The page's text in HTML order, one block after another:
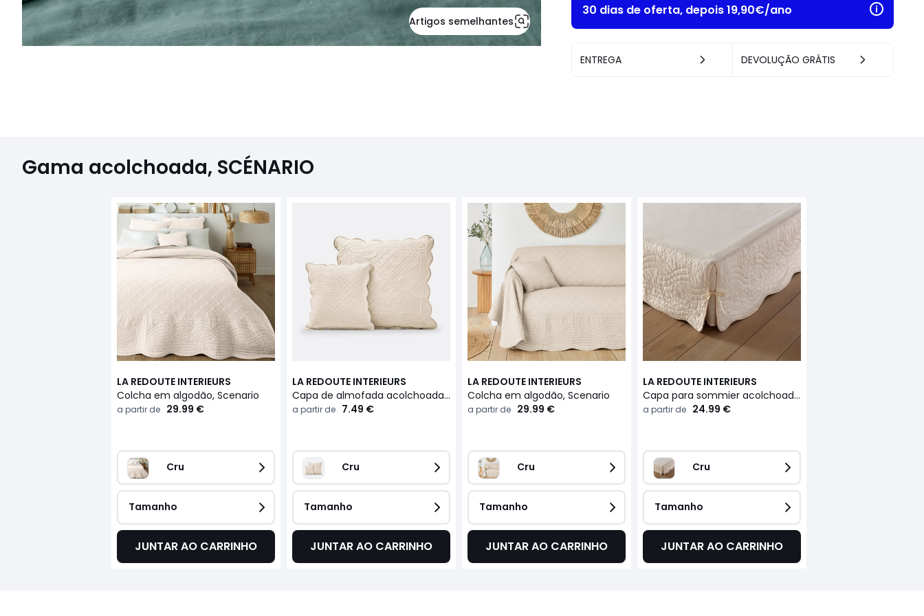
Artigos semelhantes
30 dias de oferta, depois 19,90€/ano
ENTREGA DEVOLUÇÃO GRÁTIS
Gama acolchoada, SCÉNARIO
LA REDOUTE INTERIEURS
Colcha em algodão, Scenario
a partir de 29.99 €
Cru
Tamanho
JUNTAR AO CARRINHO
LA REDOUTE INTERIEURS
Capa de almofada acolchoada, em algodão, Scenario
a partir de 7.49 €
Cru
Tamanho
JUNTAR AO CARRINHO
LA REDOUTE INTERIEURS
Colcha em algodão, Scenario
a partir de 29.99 €
Cru
Tamanho
JUNTAR AO CARRINHO
LA REDOUTE INTERIEURS
Capa para sommier acolchoada em algodão, Scenario
a partir de 24.99 €
Cru
Tamanho
JUNTAR AO CARRINHO